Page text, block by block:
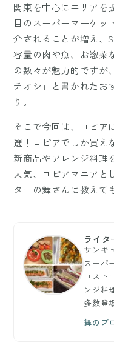
関東を中心にエリアを
目のスーパーマーケッ
介されることが増え、
容量の肉や魚、お惣菜
の数々が魅力的ですが
チオシ」と書かれたお
り。
そこで今回は、ロピア
選！ロピアでしか買え
新商品やアレンジ料理
人気、ロピアマニアと
ターの舞さんに教えて
ライタ
サンキ
スーパ
コスト
ンジ料
多数登
舞のプ